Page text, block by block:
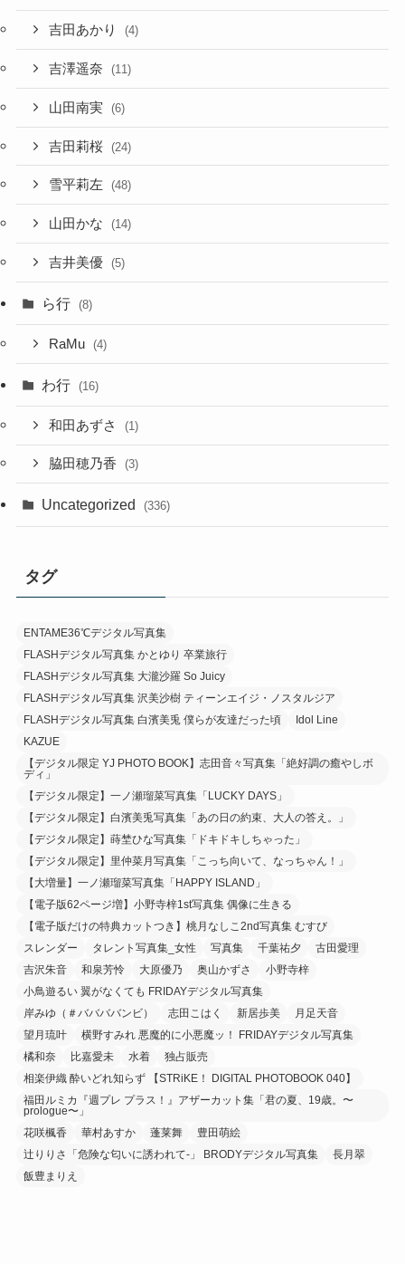
吉田あかり (4)
吉澤遥奈 (11)
山田南実 (6)
吉田莉桜 (24)
雪平莉左 (48)
山田かな (14)
吉井美優 (5)
ら行 (8)
RaMu (4)
わ行 (16)
和田あずさ (1)
脇田穂乃香 (3)
Uncategorized (336)
タグ
ENTAME36℃デジタル写真集
FLASHデジタル写真集 かとゆり 卒業旅行
FLASHデジタル写真集 大瀧沙羅 So Juicy
FLASHデジタル写真集 沢美沙樹 ティーンエイジ・ノスタルジア
FLASHデジタル写真集 白濱美兎 僕らが友達だった頃
Idol Line
KAZUE
【デジタル限定 YJ PHOTO BOOK】志田音々写真集「絶好調の癒やしボ
ディ」
【デジタル限定】一ノ瀬瑠菜写真集「LUCKY DAYS」
【デジタル限定】白濱美兎写真集「あの日の約束、大人の答え。」
【デジタル限定】蒔埜ひな写真集「ドキドキしちゃった」
【デジタル限定】里仲菜月写真集「こっち向いて、なっちゃん！」
【大増量】一ノ瀬瑠菜写真集「HAPPY ISLAND」
【電子版62ページ増】小野寺梓1st写真集 偶像に生きる
【電子版だけの特典カットつき】桃月なしこ2nd写真集 むすび
スレンダー
タレント写真集_女性 写真集 千葉祐夕
古田愛理
吉沢朱音
和泉芳怜 大原優乃 奥山かずさ
小野寺梓
小鳥遊るい 翼がなくても FRIDAYデジタル写真集
岸みゆ（＃ババババンビ）
志田こはく 新居歩美
月足天音
望月琉叶
横野すみれ 悪魔的に小悪魔ッ！ FRIDAYデジタル写真集
橘和奈
比嘉愛未 水着
独占販売
相楽伊織 酔いどれ知らず 【STRiKE！ DIGITAL PHOTOBOOK 040】
福田ルミカ『週プレ プラス！』アザーカット集「君の夏、19歳。〜
prologue〜」
花咲楓香
華村あすか 蓬莱舞
豊田萌絵
辻りりさ「危険な匂いに誘われて-」 BRODYデジタル写真集
長月翠
飯豊まりえ